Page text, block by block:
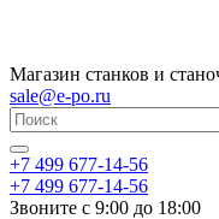
Магазин станков и
sale@e-po.ru
+7 499 677-14-56
+7 499 677-14-56
Звоните с 9:00 до 18:00